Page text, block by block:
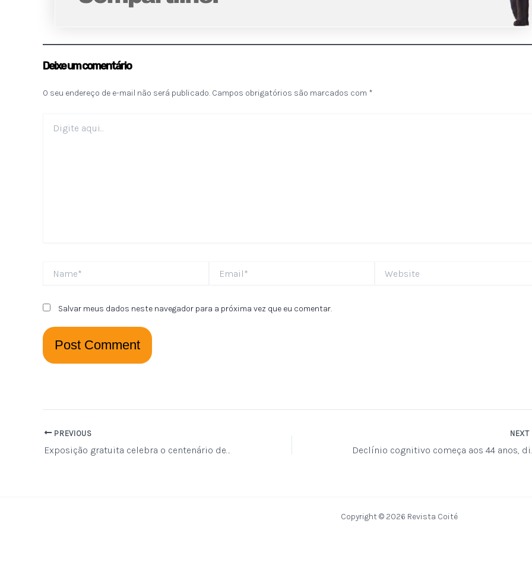
Deixe um comentário
O seu endereço de e-mail não será publicado. Campos obrigatórios são marcados com *
aqui...
Salvar meus dados neste navegador para a próxima vez que eu comentar.
PREVIOUS
Exposição gratuita celebra o centenário de Dona Militana, maior romanceira do Brasil
NEXT
Declínio
Copyright © 2026 Revista Coité